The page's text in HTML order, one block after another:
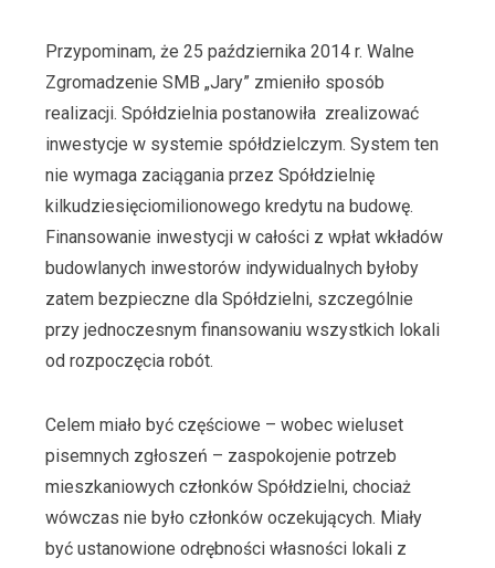
Przypominam, że 25 października 2014 r. Walne
Zgromadzenie SMB „Jary” zmieniło sposób
realizacji. Spółdzielnia postanowiła zrealizować
inwestycje w systemie spółdzielczym. System ten
nie wymaga zaciągania przez Spółdzielnię
kilkudziesięciomilionowego kredytu na budowę.
Finansowanie inwestycji w całości z wpłat wkładów
budowlanych inwestorów indywidualnych byłoby
zatem bezpieczne dla Spółdzielni, szczególnie
przy jednoczesnym finansowaniu wszystkich lokali
od rozpoczęcia robót.
Celem miało być częściowe – wobec wieluset
pisemnych zgłoszeń – zaspokojenie potrzeb
mieszkaniowych członków Spółdzielni, chociaż
wówczas nie było członków oczekujących. Miały
być ustanowione odrębności własności lokali z